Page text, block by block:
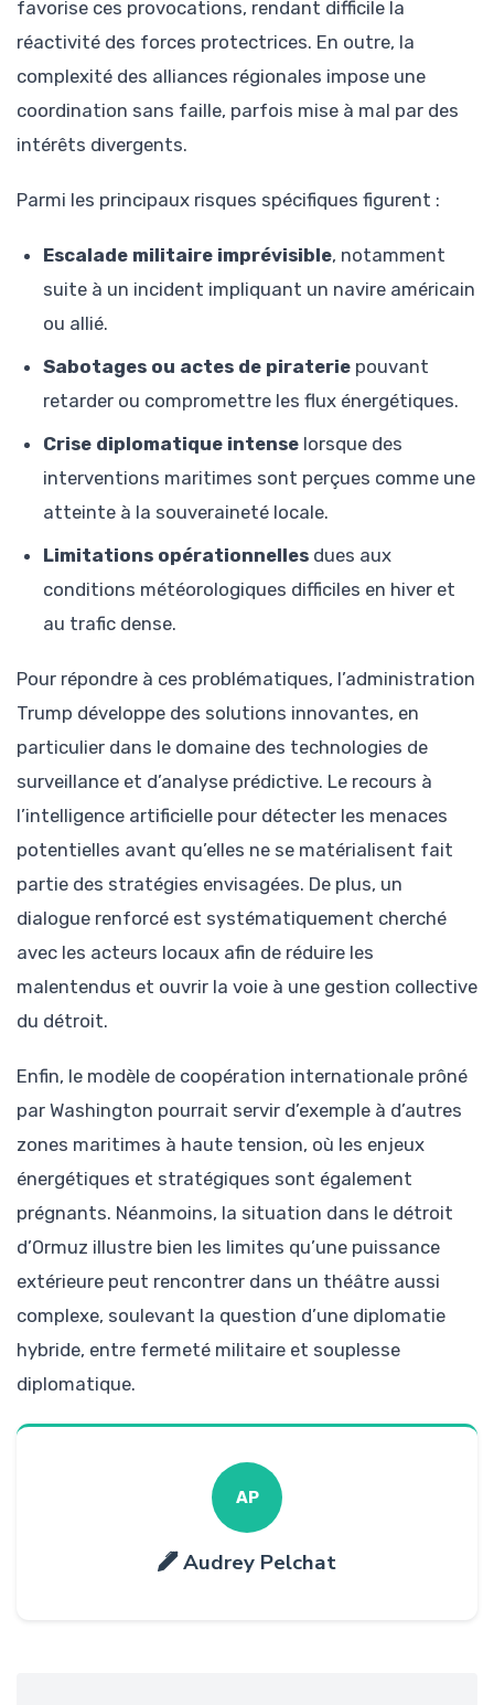
favorise ces provocations, rendant difficile la
réactivité des forces protectrices. En outre, la
complexité des alliances régionales impose une
coordination sans faille, parfois mise à mal par des
intérêts divergents.
Parmi les principaux risques spécifiques figurent :
Escalade militaire imprévisible, notamment
suite à un incident impliquant un navire américain
ou allié.
Sabotages ou actes de piraterie pouvant
retarder ou compromettre les flux énergétiques.
Crise diplomatique intense lorsque des
interventions maritimes sont perçues comme une
atteinte à la souveraineté locale.
Limitations opérationnelles dues aux
conditions météorologiques difficiles en hiver et
au trafic dense.
Pour répondre à ces problématiques, l’administration
Trump développe des solutions innovantes, en
particulier dans le domaine des technologies de
surveillance et d’analyse prédictive. Le recours à
l’intelligence artificielle pour détecter les menaces
potentielles avant qu’elles ne se matérialisent fait
partie des stratégies envisagées. De plus, un
dialogue renforcé est systématiquement cherché
avec les acteurs locaux afin de réduire les
malentendus et ouvrir la voie à une gestion collective
du détroit.
Enfin, le modèle de coopération internationale prôné
par Washington pourrait servir d’exemple à d’autres
zones maritimes à haute tension, où les enjeux
énergétiques et stratégiques sont également
prégnants. Néanmoins, la situation dans le détroit
d’Ormuz illustre bien les limites qu’une puissance
extérieure peut rencontrer dans un théâtre aussi
complexe, soulevant la question d’une diplomatie
hybride, entre fermeté militaire et souplesse
diplomatique.
AP
Audrey Pelchat